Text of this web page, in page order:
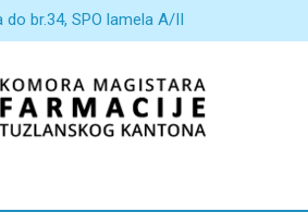
do br.34, SPO lamela A/II